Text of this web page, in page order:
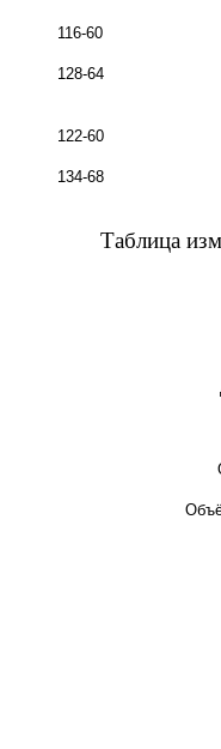
116-60
128-64
122-60
134-68
Таблица